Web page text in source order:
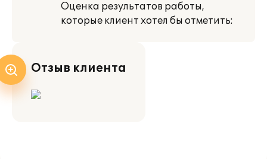
Оценка результатов работы,
которые клиент хотел бы отметить:
Отзыв клиента